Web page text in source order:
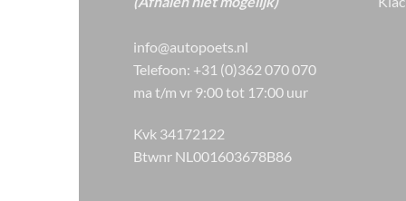
info@autopoets.nl
Telefoon: +31 (0)362 070 070
ma t/m vr 9:00 tot 17:00 uur
Kvk 34172122
Btwnr NL001603678B86